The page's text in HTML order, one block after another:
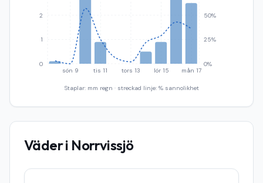
sön 9 tis 11 tors 13 lör 15 mån 17
0
1
2
0%
25%
50%
Staplar: mm regn · streckad linje: % sannolikhet
Väder i Norrvissjö